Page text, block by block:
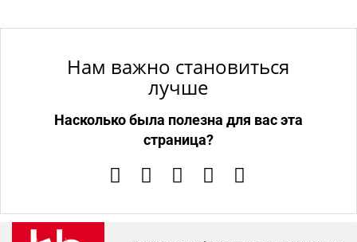
Нам важно становиться
лучше
Насколько была полезна для вас эта
страница?